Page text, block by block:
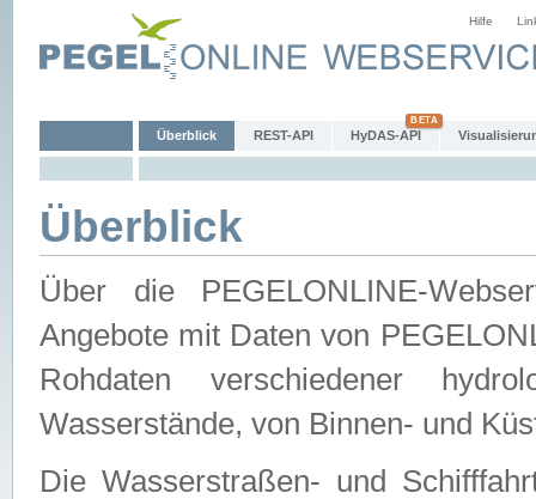
Hilfe
Überblick REST-API HyDAS-API
Überblick
Über die PEGELONLINE-
Angebote mit Daten von
Rohdaten verschiedener
Wasserstände, von Binnen- und
Die Wasserstraßen- und